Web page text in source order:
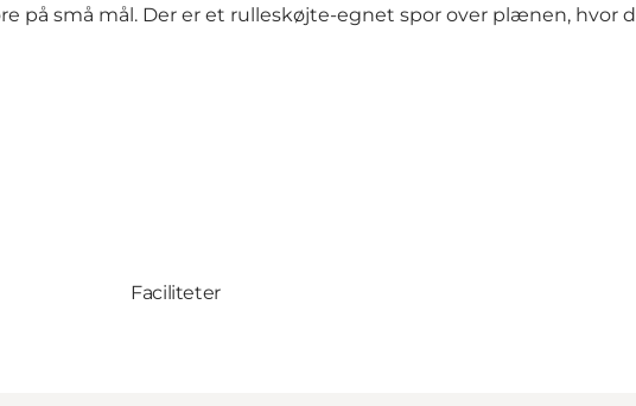
på små mål. Der er et rulleskøjte-egnet spor over plænen, hvor
Faciliteter